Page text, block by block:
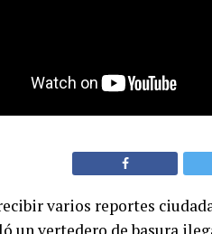
varios reportes